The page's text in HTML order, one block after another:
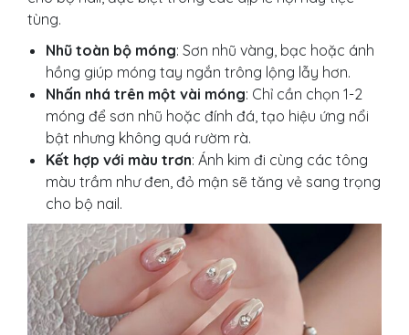
tùng.
Nhũ toàn bộ móng: Sơn nhũ vàng, bạc hoặc ánh
hồng giúp móng tay ngắn trông lộng lẫy hơn.
Nhấn nhá trên một vài móng: Chỉ cần chọn 1-2
móng để sơn nhũ hoặc đính đá, tạo hiệu ứng nổi
bật nhưng không quá rườm rà.
Kết hợp với màu trơn: Ánh kim đi cùng các tông
màu trầm như đen, đỏ mận sẽ tăng vẻ sang trọng
cho bộ nail.